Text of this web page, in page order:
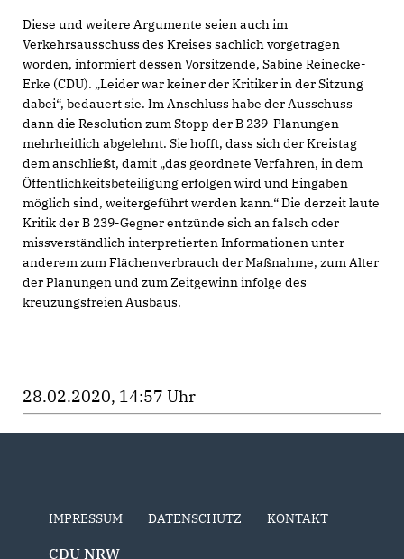
Diese und weitere Argumente seien auch im
Verkehrsausschuss des Kreises sachlich vorgetragen
worden, informiert dessen Vorsitzende, Sabine Reinecke-
Erke (CDU). „Leider war keiner der Kritiker in der Sitzung
dabei“, bedauert sie. Im Anschluss habe der Ausschuss
dann die Resolution zum Stopp der B 239-Planungen
mehrheitlich abgelehnt. Sie hofft, dass sich der Kreistag
dem anschließt, damit „das geordnete Verfahren, in dem
Öffentlichkeitsbeteiligung erfolgen wird und Eingaben
möglich sind, weitergeführt werden kann.“ Die derzeit laute
Kritik der B 239-Gegner entzünde sich an falsch oder
missverständlich interpretierten Informationen unter
anderem zum Flächenverbrauch der Maßnahme, zum Alter
der Planungen und zum Zeitgewinn infolge des
kreuzungsfreien Ausbaus.
28.02.2020, 14:57 Uhr
IMPRESSUM DATENSCHUTZ KONTAKT
CDU NRW